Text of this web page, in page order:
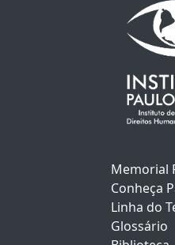
Memorial
Conheça
Linha do
Glossário